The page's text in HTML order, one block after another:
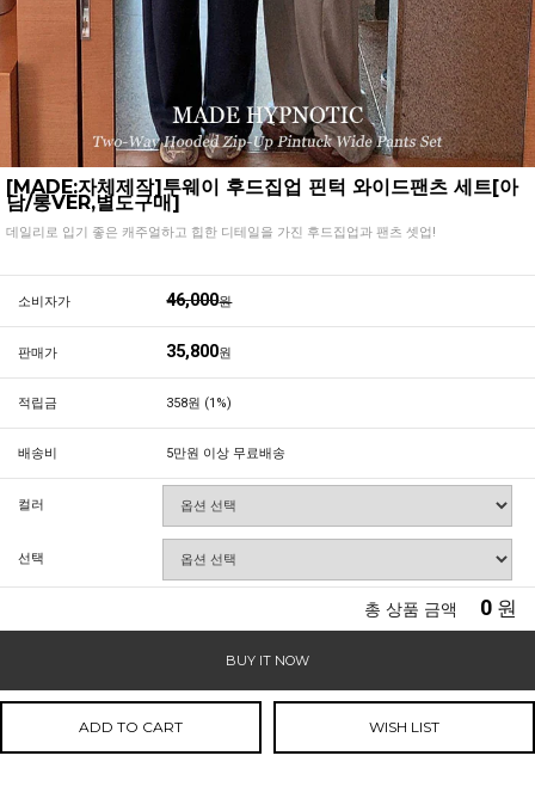
[MADE:자체제작]투웨이 후드집업 핀턱 와이드팬츠 세트[아
담/롱VER,별도구매]
데일리로 입기 좋은 캐주얼하고 힙한 디테일을 가진 후드집업과 팬츠 셋업!
소비자가 46,000원
판매가 35,800원
적립금 358원 (1%)
배송비 5만원 이상 무료배송
컬러
선택
총 상품 금액 0 원
BUY IT NOW
ADD TO CART WISH LIST